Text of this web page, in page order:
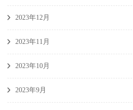
2023年12月
2023年11月
2023年10月
2023年9月